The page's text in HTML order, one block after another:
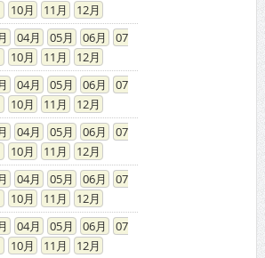
10 11
12
04 05 06
07
10 11
12
04 05 06
07
10 11
12
04 05 06
07
10 11
12
04 05 06
07
10 11
12
04 05 06
07
10 11
12